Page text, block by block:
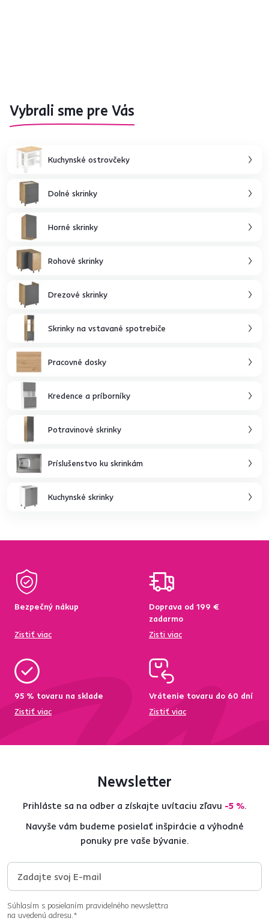
Vybrali sme pre Vás
Kuchynské ostrovčeky
Dolné skrinky
Horné skrinky
Rohové skrinky
Drezové skrinky
Skrinky na vstavané spotrebiče
Pracovné dosky
Kredence a príborníky
Potravinové skrinky
Príslušenstvo ku skrinkám
Kuchynské skrinky
Bezpečný nákup
Zistiť viac
Doprava od 199 €
zadarmo
Zisti viac
95 % tovaru na sklade
Zistiť viac
Vrátenie tovaru do 60 dní
Zistiť viac
Newsletter
Prihláste sa na odber a získajte uvítaciu zľavu -5 %.
Navyše vám budeme posielať inšpirácie a výhodné
ponuky pre vaše bývanie.
Súhlasím s posielaním pravidelného newslettra
na uvedenú adresu.*